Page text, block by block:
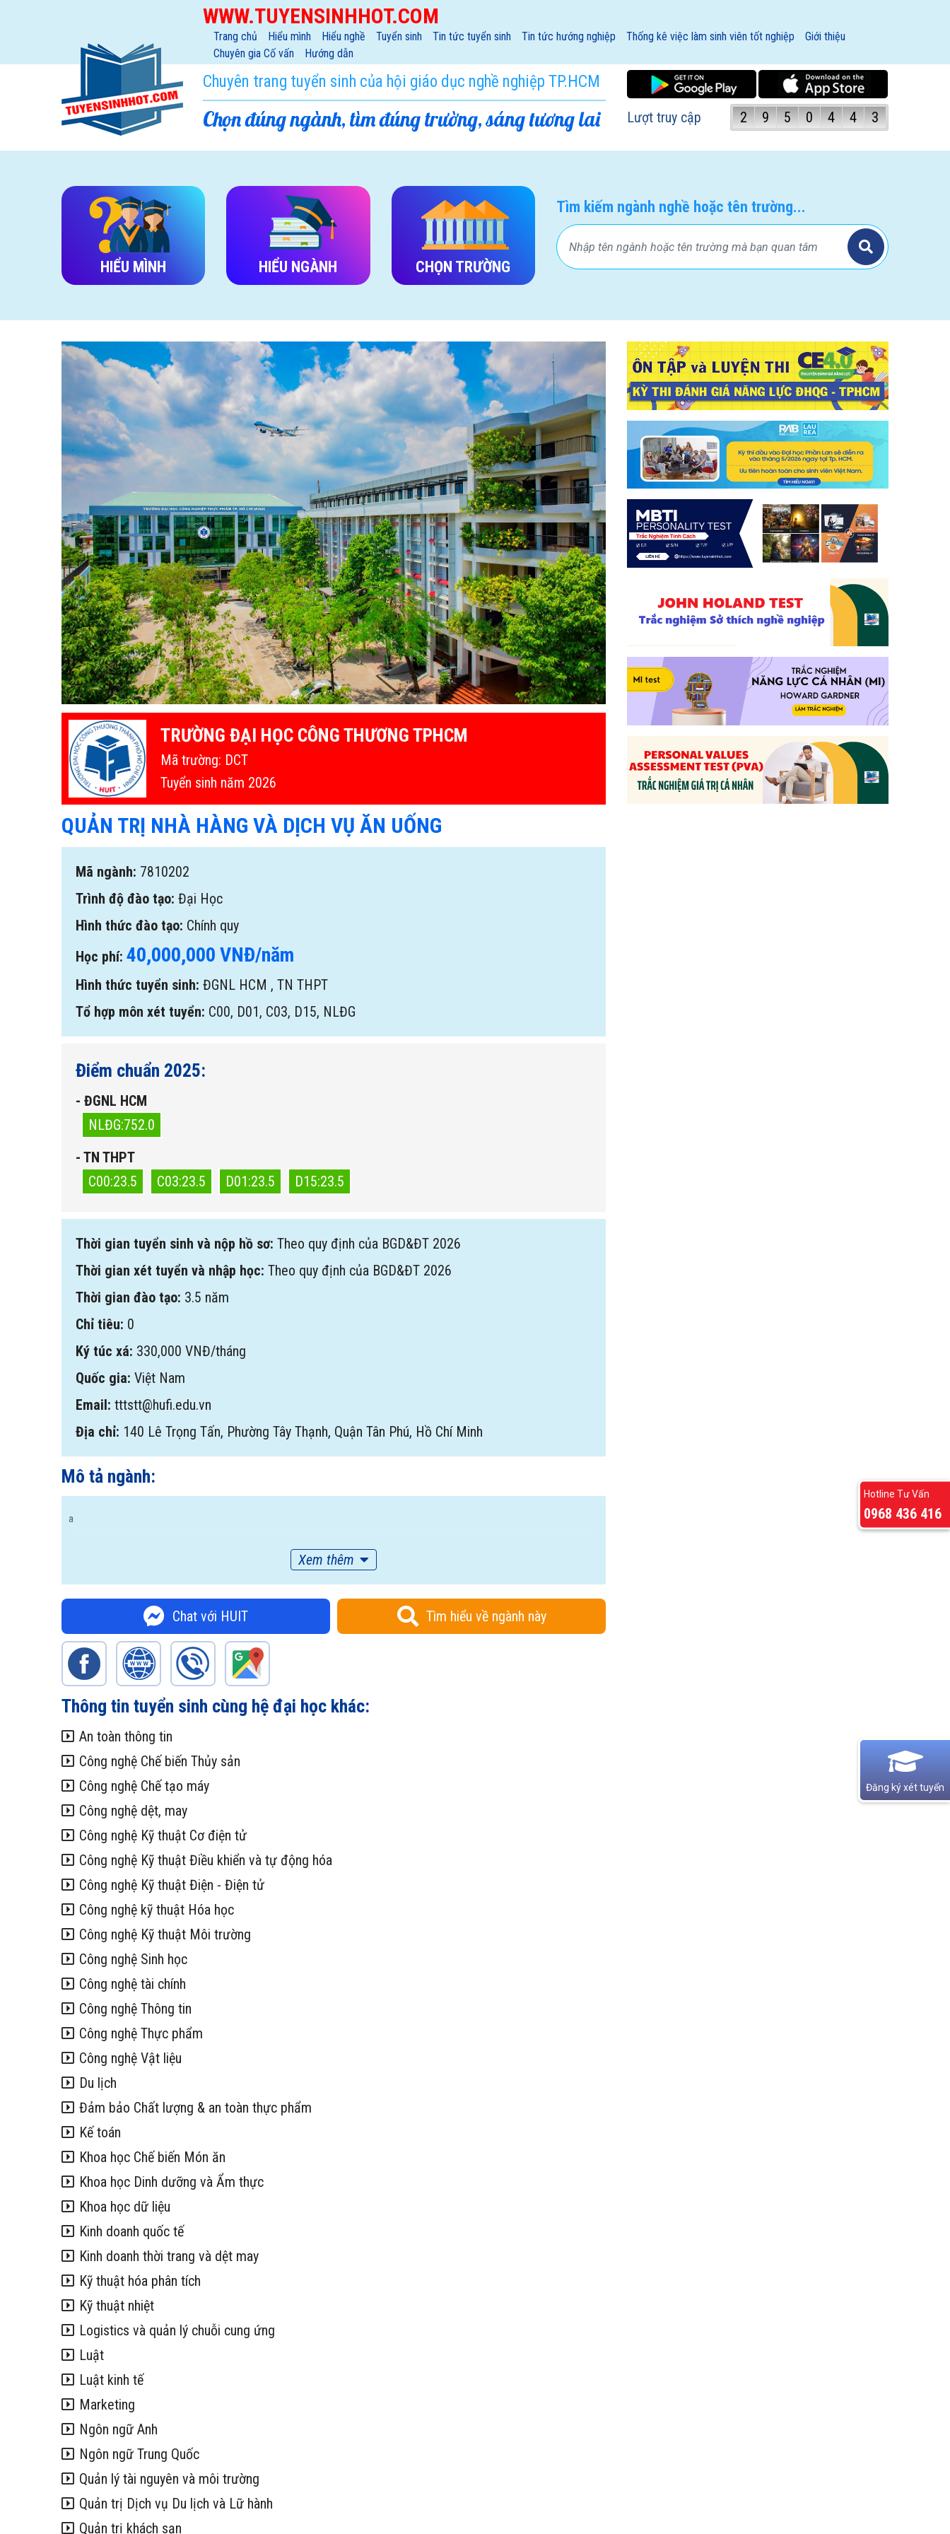
WWW.TUYENSINHHOT.COM
Trang chủ Hiểu mình Hiểu nghề Tuyển sinh Tin tức tuyển sinh Tin tức hướng nghiệp Thống kê việc làm sinh viên tốt nghiệp
Giới thiệu
Chuyên gia Cố vấn
Hướng dẫn
Chuyên trang tuyển sinh của hội giáo dục nghề nghiệp TP.HCM
Chọn đúng ngành, tìm đúng trường, sáng tương lai Lượt truy cập 2 9 5 0 4 4 3
Tìm kiếm ngành nghề hoặc tên trường...
HIỂU MÌNH HIỂU NGÀNH CHỌN TRƯỜNG
TRƯỜNG ĐẠI HỌC CÔNG THƯƠNG TPHCM
Mã trường: DCT
Tuyển sinh năm 2026
QUẢN TRỊ NHÀ HÀNG VÀ DỊCH VỤ ĂN UỐNG
Mã ngành: 7810202
Trình độ đào tạo: Đại Học
Hình thức đào tạo: Chính quy
Học phí: 40,000,000 VNĐ/năm
Hình thức tuyển sinh: ĐGNL HCM , TN THPT
Tổ hợp môn xét tuyển: C00, D01, C03, D15, NLĐG
Điểm chuẩn 2025:
- ĐGNL HCM
NLĐG:752.0
- TN THPT
C00:23.5
C03:23.5 D01:23.5 D15:23.5
Thời gian tuyển sinh và nộp hồ sơ: Theo quy định của BGD&ĐT 2026
Thời gian xét tuyển và nhập học: Theo quy định của BGD&ĐT 2026
Thời gian đào tạo: 3.5 năm
Chỉ tiêu: 0
Ký túc xá: 330,000 VNĐ/tháng
Quốc gia: Việt Nam
Email: tttstt@hufi.edu.vn
Địa chỉ: 140 Lê Trọng Tấn, Phường Tây Thạnh, Quận Tân Phú, Hồ Chí Minh
Mô tả ngành:
a
Xem thêm
Chat với HUIT Tìm hiểu về ngành này
Thông tin tuyển sinh cùng hệ đại học khác:
An toàn thông tin
Công nghệ Chế biến Thủy sản
Công nghệ Chế tạo máy
Công nghệ dệt, may
Công nghệ Kỹ thuật Cơ điện tử
Công nghệ Kỹ thuật Điều khiển và tự động hóa
Công nghệ Kỹ thuật Điện - Điện tử
Công nghệ kỹ thuật Hóa học
Công nghệ Kỹ thuật Môi trường
Công nghệ Sinh học
Công nghệ tài chính
Công nghệ Thông tin
Công nghệ Thực phẩm
Công nghệ Vật liệu
Du lịch
Đảm bảo Chất lượng & an toàn thực phẩm
Kế toán
Khoa học Chế biến Món ăn
Khoa học Dinh dưỡng và Ẩm thực
Khoa học dữ liệu
Kinh doanh quốc tế
Kinh doanh thời trang và dệt may
Kỹ thuật hóa phân tích
Kỹ thuật nhiệt
Logistics và quản lý chuỗi cung ứng
Luật
Luật kinh tế
Marketing
Ngôn ngữ Anh
Ngôn ngữ Trung Quốc
Quản lý tài nguyên và môi trường
Quản trị Dịch vụ Du lịch và Lữ hành
Quản trị khách sạn
Đăng ký xét tuyển
Hotline Tư Vấn
0968 436 416